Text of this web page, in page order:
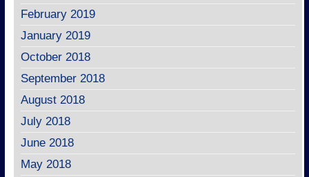
February 2019
January 2019
October 2018
September 2018
August 2018
July 2018
June 2018
May 2018